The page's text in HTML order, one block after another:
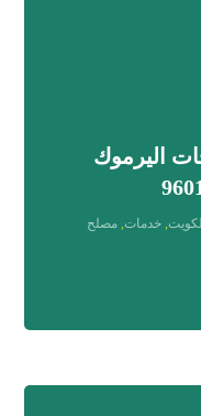
اليرموك
,خدمات,مصلح